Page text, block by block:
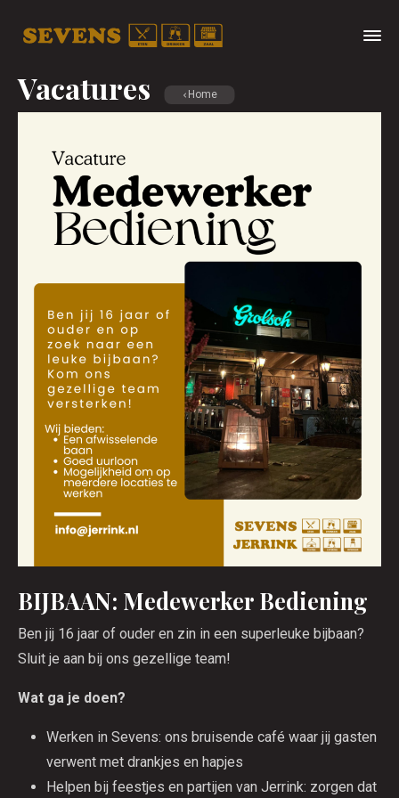
Home
Vacatures
BIJBAAN: Medewerker Bediening
Ben jij 16 jaar of ouder en zin in een superleuke bijbaan?
Sluit je aan bij ons gezellige team!
Wat ga je doen?
Werken in Sevens: ons bruisende café waar jij gasten
verwent met drankjes en hapjes
Helpen bij feestjes en partijen van Jerrink: zorgen dat